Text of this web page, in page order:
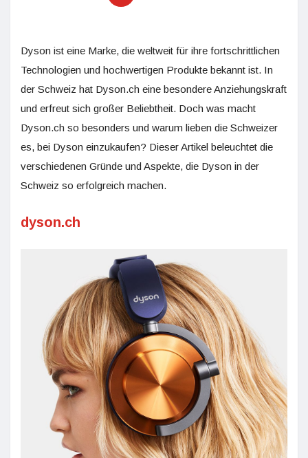
Dyson ist eine Marke, die weltweit für ihre fortschrittlichen
Technologien und hochwertigen Produkte bekannt ist. In
der Schweiz hat Dyson.ch eine besondere Anziehungskraft
und erfreut sich großer Beliebtheit. Doch was macht
Dyson.ch so besonders und warum lieben die Schweizer
es, bei Dyson einzukaufen? Dieser Artikel beleuchtet die
verschiedenen Gründe und Aspekte, die Dyson in der
Schweiz so erfolgreich machen.
dyson.ch